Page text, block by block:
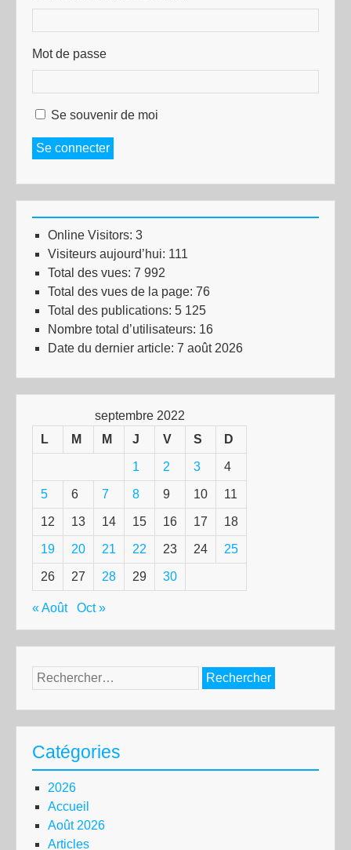
Mot de passe
Se souvenir de moi
Se connecter
Online Visitors: 3
Visiteurs aujourd’hui: 111
Total des vues: 7 992
Total des vues de la page: 76
Total des publications: 5 125
Nombre total d’utilisateurs: 16
Date du dernier article: 7 août 2026
septembre 2022
L
M M J V S D
1 2 3 4
5 6 7 8 9 10 11
12 13 14 15 16 17 18
19 20 21 22 23 24 25
26 27 28 29 30
« Août Oct »
Rechercher :
Catégories
2026
Accueil
Août 2026
Articles